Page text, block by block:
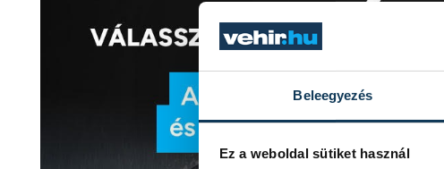
Beleegyezés
Ez a weboldal sütiket használ